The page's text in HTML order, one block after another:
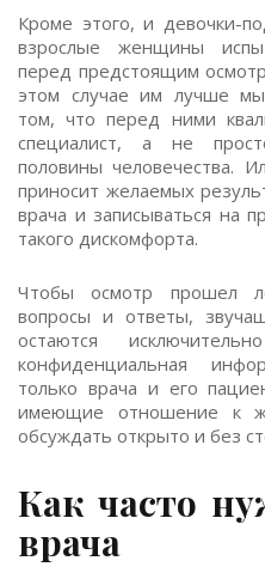
Кроме этого, и девочки-
взрослые женщины
перед предстоящим
этом случае им лучше
том, что перед ними
специалист, а не
половины человечества.
приносит желаемых
врача и записываться на
такого дискомфорта.
Чтобы осмотр прошел
вопросы и ответы,
остаются
конфиденциальная
только врача и его
имеющие отношение к
обсуждать открыто и без
Как часто
врача